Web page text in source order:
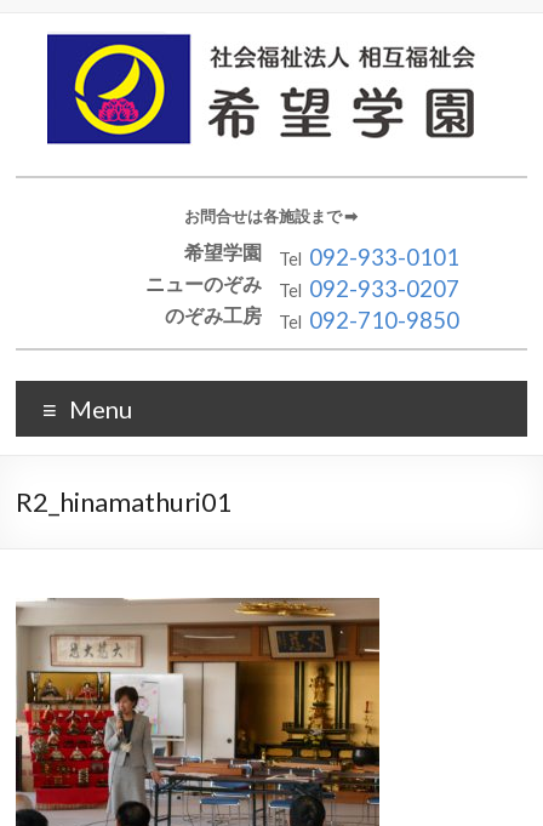
お問合せは各施設まで ➡︎
希望学園Tel 092-933-0101
ニューのぞみTel 092-933-0207
のぞみ工房Tel 092-710-9850
Menu
R2_hinamathuri01